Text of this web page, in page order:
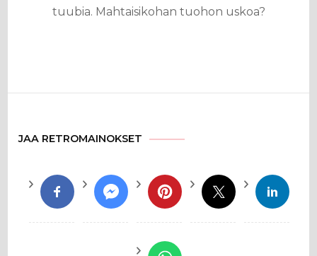
tuubia. Mahtaisikohan tuohon uskoa?
JAA RETROMAINOKSET